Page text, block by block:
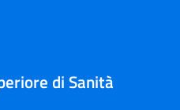
di Sanità